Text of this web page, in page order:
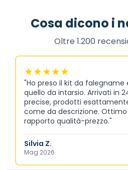
Cosa dicono i
Oltre 1.200
★★★★★
"Ho preso il kit da falegname
quello da intarsio. Arrivati in
precise, prodotti
come da descrizione. Ottimo
rapporto qualità-prezzo."
Silvia Z.
Mag 2026